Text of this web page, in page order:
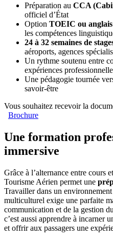
Préparation au CCA
officiel d’État
Option TOEIC ou
les compétences
24 à 32 semaines de
aéroports, agences
Un rythme soutenu entre
expériences
Une pédagogie tournée
savoir-être
Vous souhaitez recevoir la
Brochure
Une formation
immersive
Grâce à l’alternance entre cours
Tourisme Aérien permet une
Travailler dans un
multiculturel exige une parfaite
communication et de la gestion
c’est aussi apprendre à incarner
et offrir aux passagers une